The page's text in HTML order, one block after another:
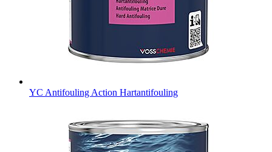
YC Antifouling Action Hartantifouling